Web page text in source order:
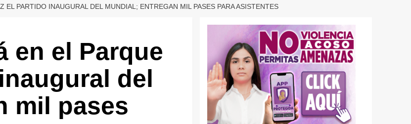
EL PARTIDO INAUGURAL DEL MUNDIAL; ENTREGAN MIL PASES PARA ASISTENTES
en el Parque
del
mil pases